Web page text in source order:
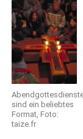
sind ein beliebtes
Format, Foto:
taize.fr